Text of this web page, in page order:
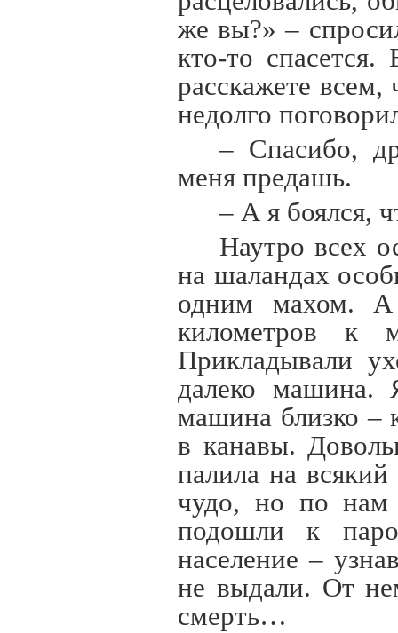
же вы?» –
кто-то спасется.
расскажете всем,
недолго
– Спасибо,
меня предашь.
– А я боялся,
Наутро всех
на шаландах
одним махом.
километров к
Прикладывали
далеко машина.
машина близко –
в канавы.
палила на
чудо, но по нам
подошли к
население –
не выдали. От
смерть…